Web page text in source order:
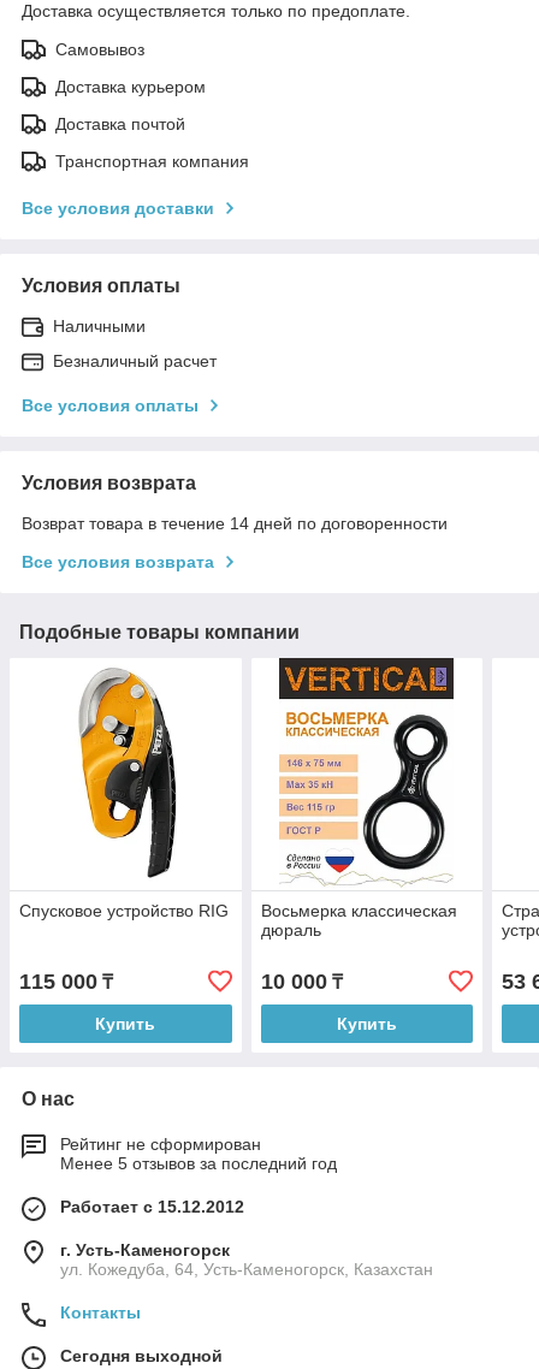
Доставка осуществляется только по предоплате.
Самовывоз
Доставка курьером
Доставка почтой
Транспортная компания
Все условия доставки
Условия оплаты
Наличными
Безналичный расчет
Все условия оплаты
Условия возврата
Возврат товара в течение 14 дней по договоренности
Все условия возврата
Подобные товары компании
Спусковое устройство RIG
115 000 ₸
Купить
Восьмерка классическая
дюраль
10 000₸
Купить
53
О нас
Рейтинг не сформирован
Менее 5 отзывов за последний год
Работает с 15.12.2012
г. Усть-Каменогорск
ул. Кожедуба, 64, Усть-Каменогорск, Казахстан
Контакты
Сегодня выходной